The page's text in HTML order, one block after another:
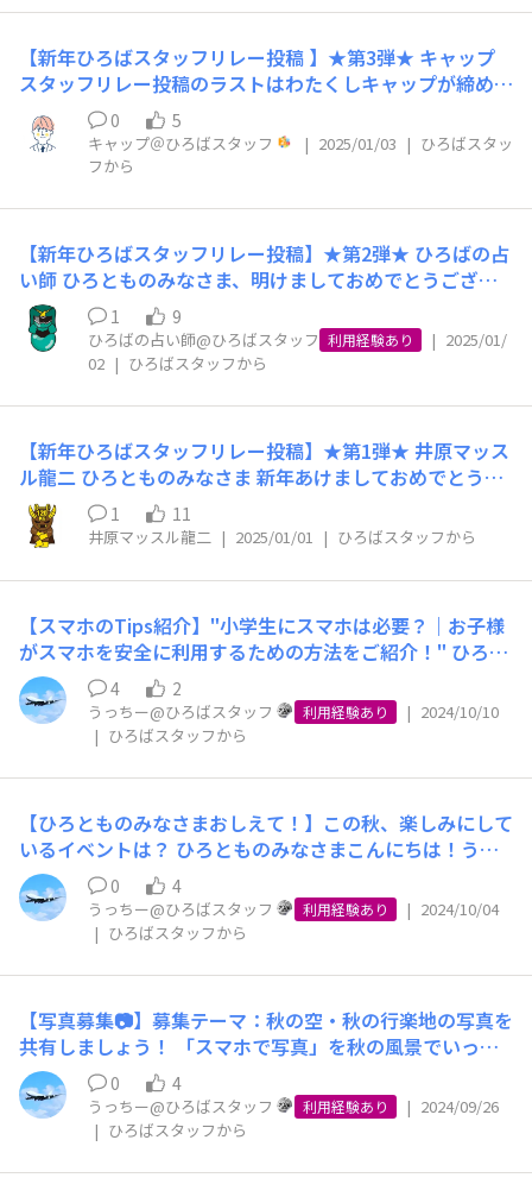
ており、このたびさっき～を迎えることになりました。
現在は、さっき～とともに、増強したメンバーがこれから
のひろばを盛り上げていくアイデアを考えてくれていま
す。 もう少しすれば、みなさまにもお披露目🎉できるか
と思いますので、今しばらくお待ちください。 落ち着き
ましたら、占い師も占い🔮を再開したいと思っております
ので、またご興味をもっていただけましたら。 今後もス
っていただけるよう、 ひろばスタッフ・盛り上げ隊と一
緒に、 一生懸命盛り上げていきたいと思います！ 今後と
も、どうぞよろしくお願いいたします🙇‍♀️✨
イルひろばは新鮮な経験でした。そして何より温かいコメ
ントやリアクションに、いつも元気をもらっていました✨
「こんな使い方があるんだ！」「こんなところが気に入っ
ているんだ！」と、みなさまの声からたくさんのヒントを
いただき、ひろばスタッフとしてとても貴重な時間を過ご
すことができました。 これからは、新しいメンバーがみ
なさまと一緒に、もっと楽しく、もっとみなさまのお役立
てるひろばを目指してくれると思いますので、 ぜひこれ
です⭐ これからも「イオンモバイルひろば」をどうぞよろ
しくお願いします。
【新年ひろばスタッフリレー投稿 】★第3弾★ キャップ
スタッフリレー投稿のラストはわたくしキャップが締め括
りさせていただきます。 新年あけましておめでとうござ
います。 昨年は、イオンモバイルひろばをご利用いただ
き、誠にありがとうございました。本年もひろとものみな
スタッフ一同努めてまいります。どうぞよろしくお願い申
し上げます。 みなさま新年いかがお過ごしでしたでしょ
うか。 私は、慌ただしい毎日を過ごしながらも、充実感
でいっぱいです。ということで年越しはかき揚げのどん兵
衛で、かき揚げだけにサクッとすませました♪ 私はこれ
まで新年の写真などiPhoneで撮っていたわけですが、今
年はiPhoneにお別れを告げ、初めてAndroidにしてみま
撮ったやつ？良いじゃん」と褒めてもらい、一安心。（あ
りがとうポートレート機能。。。） ひろとものみなさま
も新年の初エピソードや、これから迎える初めての予定や
目標などあったらぜひコメントでおきかせください♪ か
くいう私はプライベートでは今年“初”のベンチプレス100
キロを目指して日々精進したいと思います。以上、キャプ
投稿数は少ないながらも、ひろばの運営に裏側から携わら
せていただいており、ひろとものみなさまのアクションを
これからも楽しみにしております。 みなさまの新しい一
年が、幸せと素晴らしい出来事で満たされますように。
本年もよろしくお願い申し上げます。
0 5
キャップ＠ひろばスタッフ | 2025/01/03 | ひろばスタッ
フから
【新年ひろばスタッフリレー投稿】★第2弾★ ひろばの占
い師 ひろとものみなさま、明けましておめでとうござい
ます。 旧年中は格別のご厚情をたまわり、誠にありがと
うございました。 今回の年末年始は非常に曜日まわりに
恵まれており、カレンダーどおりでお仕事されているかた
なら、12月27日から1月5日まで、最大9連休というかたも
多いのではないでしょうか。 小売業とはいえ、カレンダ
ーどおりになりがちな本社で仕事をしておりますと、つい
つい「年末年始のお休みは」という前提でものごとを考え
てしまいそうになりますが、年末年始がお休みなのはあく
までお仕事がカレンダーどおりのかたに限ったお話です。
本当にみなさんが全員お休みになってしまったら、帰省や
てもらえません。 年末年始に売場にいると、よくお客さ
まに笑顔で「年末年始くらい休めるといいのにね」「あり
がとね」とあたたかいお言葉をかけていただけます。 そ
んな私たちも、年末年始も変わらず商品を大切に届けてく
ださるみなさんがいらっしゃらなければ、商売自体が成り
立ちません。 ある調査によれば、カレンダーどおりのお
仕事をされているかたは全体の60％程度（調査により異
ずお仕事をされていることになります。 また、年末年始
に1日でも仕事がある、と回答した人は、およそ20～25％
程度（調査により異なります）と、4～5人におひとり
は、年末年始もお仕事をされているそうです。 小売業に
とって年末年始は、たしかに書き入れ時でもあるのです
のは、おそらくスタッフみなが感じているのではないでし
ょうか。 それに私は、いつもの売場とは違う、あの独特
のお客さまとの一体感。 勝手に感じているだけかもしれ
ませんが、忙しく行き交う人々のなかにも、どこか「今年
ももう終わりだね」「来年もよろしくね」という、まるで
日本中が「地元」になったような、なんとも日本らしいあ
の雰囲気が、好きです。 今年も、来年も、末永く、こう
したあたたかい日本らしい雰囲気が続いていけばいいな、
1 9
ひろばの占い師@ひろばスタッフ 利用経験あり | 2025/01/
02 | ひろばスタッフから
【新年ひろばスタッフリレー投稿】★第1弾★ 井原マッス
ル龍二 ひろとものみなさま 新年あけましておめでとうご
ざいます！ また、旧年中は、「イオンモバイル」ならび
に「イオンモバイルひろば」に格別のご厚情をたまわり、
誠にありがとうございました。 さて、新年の抱負はもう
決まりになられましたでしょうか？ 私、井原マッスル龍
かげましたが、見事、達成できず・・・。 今年こそ、ベ
ンチプレス140kg（体重の2倍）のクリアを目指して、頑
張りたいと思います（頑張りマッスル）。 そして、今年
も筋トレに励みつつ、みなさまに最高の通信サービス（イ
オンモバイル）をお届けするために全力を尽くします！
本当にありがとうございます。 ひろとものみなさまに心
から感謝しております。 2025年も、みなさまの生活がよ
り便利で快適になるよう、スタッフ一同サポートしてまい
ります。何かご不明点やご質問がありましたら、いつでも
お気軽にご連絡ください。 それでは、2025年も素晴らし
1 11
井原マッスル龍二 | 2025/01/01 | ひろばスタッフから
【スマホのTips紹介】"小学生にスマホは必要？｜お子様
がスマホを安全に利用するための方法をご紹介！" ひろと
ものみなさまこんにちは！うっちーです！ 小学生のお子
様のスマホ利用は、親御さんにとって重要なテーマですよ
ね🧐 「SNSトラブルなど、安全性の面から持たせたくな
い」という方や、「緊急時に連絡しやすくなるから持たせ
たい」という方など、さまざまな意見があると思います。
そこで、今回は小学生のお子様がスマホを安全に、かつ効
果的に使用するためのヒントをご紹介します！ 適切な使
用方法と安全対策を知ることで、子どもたちのデジタル環
境を守りましょう！ ①使用時間の管理 設定した使用時間
を超えると通知が来るアプリなどを活用し、使用時間を制
限しましょう！ ②教育的な内容の選定 インストールして
ライバシー設定 個人情報保護のための設定やブラウザの
利用制限をすることで、お子様が安全にスマホを利用する
ことができます。 「イオンモバイルセキュリティPlus」
では、専用ブラウザだけでなくSNS内のブラウザにも制限
をかけ、しっかりとセキュリティ対策を行うことができま
行い、スマホを安全に使用するための適切な指導をするこ
4 2
うっちー@ひろばスタッフ 利用経験あり | 2024/10/10
| ひろばスタッフから
【ひろとものみなさまおしえて！】この秋、楽しみにして
いるイベントは？ ひろとものみなさまこんにちは！うっ
ちーです！ 今週から10月に入り、本格的に秋が感じられ
る季節となりましたね。 みなさまは秋といえば何を思い
浮かべますか？ 「食欲の秋」「スポーツの秋」「芸術の
秋」などなど、様々な秋の顔がありますよね！ 過ごしや
すく、涼しい季節なのでイベントやアクティビティを行う
計画を立てている方もいらっしゃるのではないでしょう
か？ そこで今回のひろともの声募集では、みなさまが
「この秋楽しみにしているイベント」について募集しま
す！ ・紅葉狩り ・果物狩り ・温泉旅行 ・ハイキング ・
美術館巡り ・ガーデニング ・サッカー観戦 ・美術館巡り
・ウォーキング ・食べ歩き などなど、この秋やりたいこ
0 4
うっちー@ひろばスタッフ 利用経験あり | 2024/10/04
| ひろばスタッフから
【写真募集📷】募集テーマ：秋の空・秋の行楽地の写真を
共有しましょう！ 「スマホで写真」を秋の風景でいっぱ
いにして、行楽シーズンを満喫しませんか？ ひろともの
みなさまこんにちは！うっちーです。 今年も秋の行楽シ
ーズンがやってきました！みなさまはどう過ごされる予定
でしょうか？ 過ごしやすい気候になってきたので、お出
かけの計画を立てている方もいらっしゃるかと思います。
0 4
うっちー@ひろばスタッフ 利用経験あり | 2024/09/26
| ひろばスタッフから